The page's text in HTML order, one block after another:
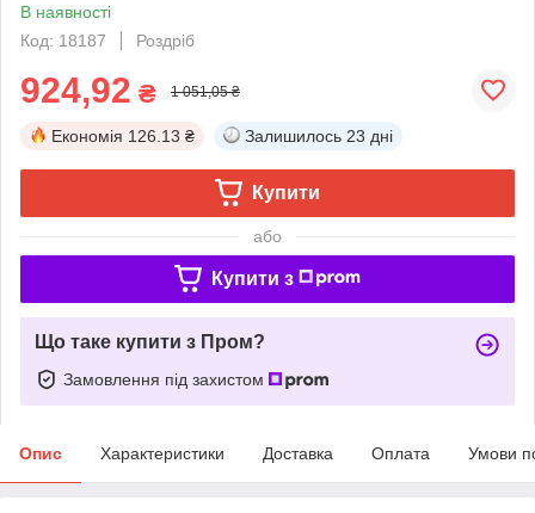
В наявності
Код: 18187
Роздріб
924,92 ₴ 1 051,05 ₴
Економія 126.13 ₴ Залишилось 23 дні
Купити
або
Купити з
Що таке купити з Пром?
Замовлення під захистом
Опис Характеристики Доставка Оплата Умови